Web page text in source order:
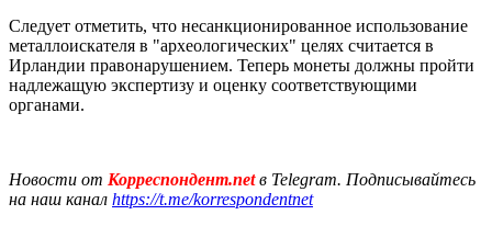
Следует отметить, что несанкционированное использование
металлоискателя в "археологических" целях считается в
Ирландии правонарушением. Теперь монеты должны пройти
надлежащую экспертизу и оценку соответствующими
органами.
Новости от Корреспондент.netв Telegram. Подписывайтесь
на наш канал https://t.me/korrespondentnet